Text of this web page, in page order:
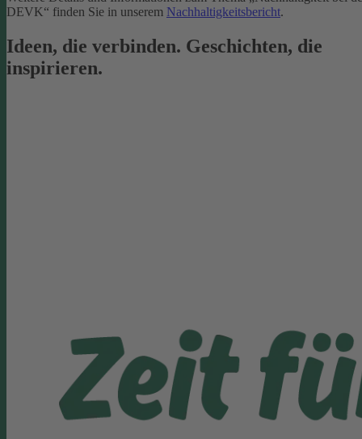
DEVK“ finden Sie in unserem Nachhaltigkeitsbericht.
Ideen, die verbinden. Geschichten, die
inspirieren.